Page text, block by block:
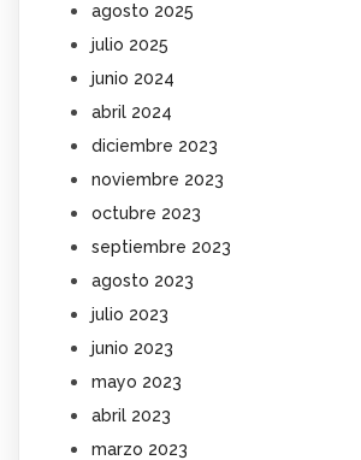
agosto 2025
julio 2025
junio 2024
abril 2024
diciembre 2023
noviembre 2023
octubre 2023
septiembre 2023
agosto 2023
julio 2023
junio 2023
mayo 2023
abril 2023
marzo 2023